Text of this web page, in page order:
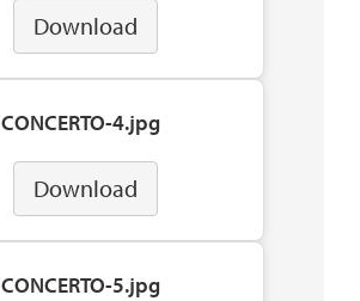
Download
CONCERTO-4.jpg
Download
CONCERTO-5.jpg